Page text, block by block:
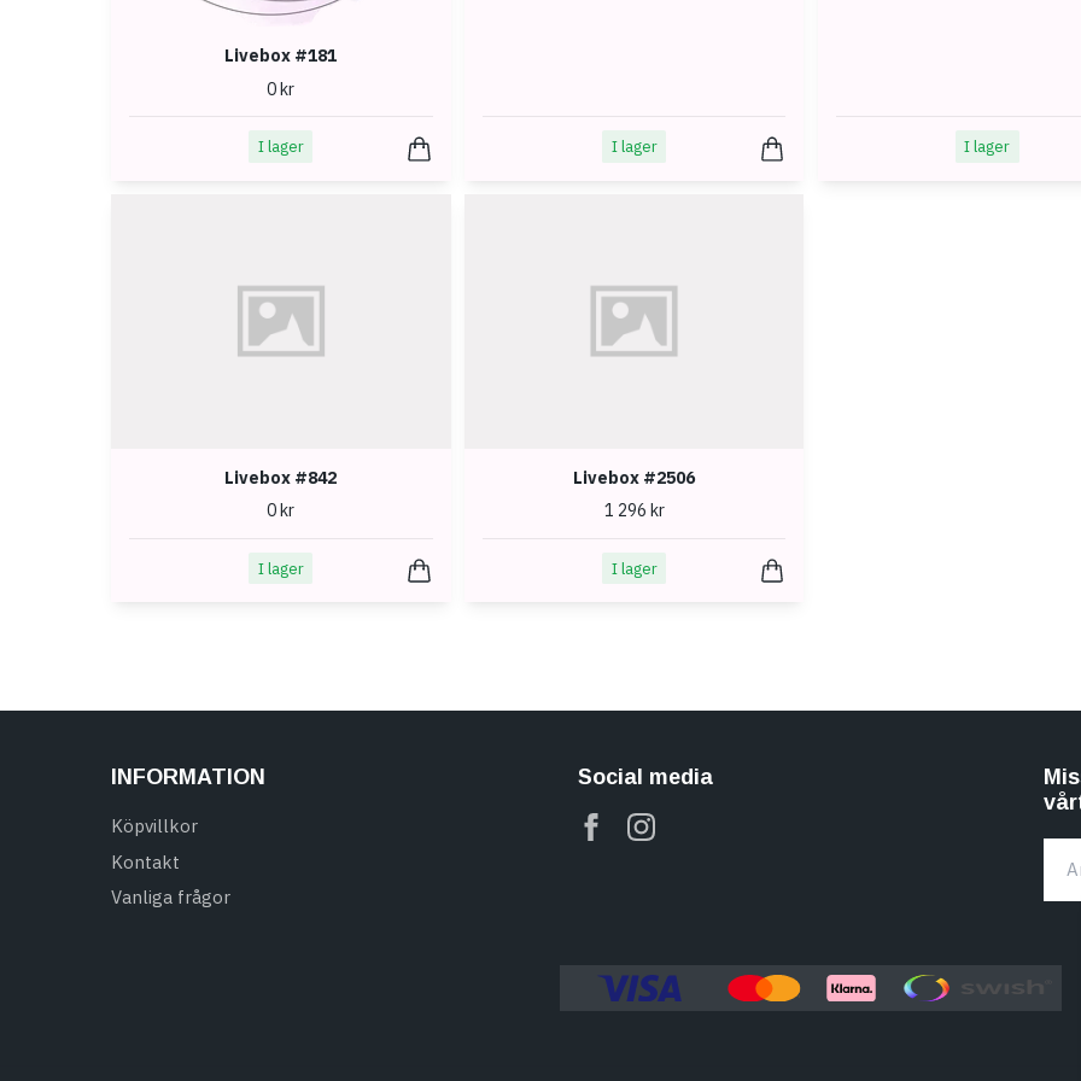
Livebox #181
0 kr
I lager I lager I lager
Livebox #842
0 kr
I lager
Livebox #2506
1 296 kr
I lager
INFORMATION
Köpvillkor
Kontakt
Vanliga frågor
Social media